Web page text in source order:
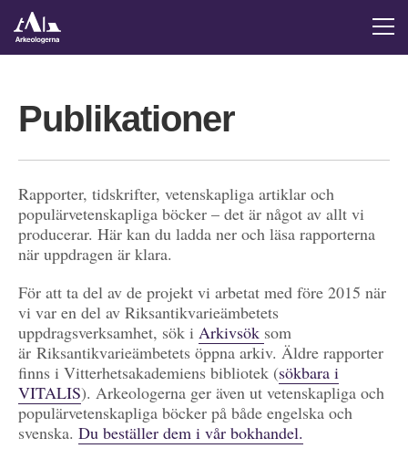
Publikationer
Rapporter, tidskrifter, vetenskapliga artiklar och
populärvetenskapliga böcker – det är något av allt vi
producerar. Här kan du ladda ner och läsa rapporterna
när uppdragen är klara.
För att ta del av de projekt vi arbetat med före 2015 när
vi var en del av Riksantikvarieämbetets
uppdragsverksamhet, sök i Arkivsök som
är Riksantikvarieämbetets öppna arkiv. Äldre rapporter
finns i Vitterhetsakademiens bibliotek (sökbara i
VITALIS). Arkeologerna ger även ut vetenskapliga och
populärvetenskapliga böcker på både engelska och
svenska. Du beställer dem i vår bokhandel.